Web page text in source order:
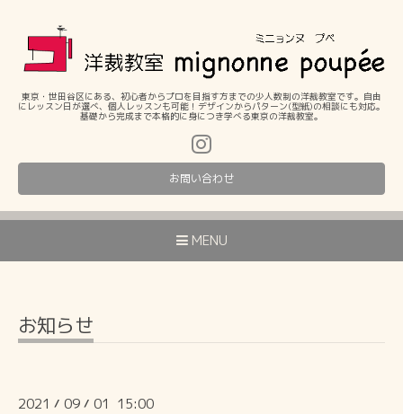
東京・世田谷区にある、初心者からプロを目指す方までの少人数制の洋裁教室です。自由
にレッスン日が選べ、個人レッスンも可能！デザインからパターン(型紙)の相談にも対応。
基礎から完成まで本格的に身につき学べる東京の洋裁教室。
お問い合わせ
MENU
お知らせ
2021 / 09 / 01 15:00